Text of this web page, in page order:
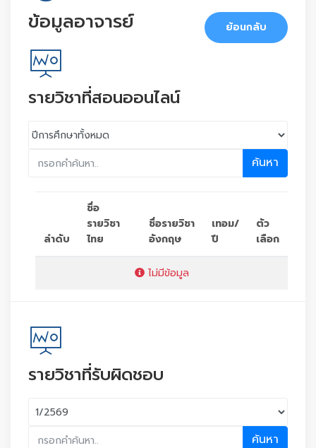
ข้อมูลอาจารย์ ย้อนกลับ
รายวิชาที่สอนออนไลน์
ค้นหา
ลำดับ
ชื่อ
รายวิชา
ไทย
ชื่อรายวิชา
อังกฤษ
เทอม/
ปี
ตัว
เลือก
ไม่มีข้อมูล
รายวิชาที่รับผิดชอบ
ค้นหา